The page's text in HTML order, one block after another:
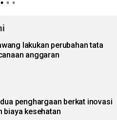
lakukan perubahan tata
anggaran
penghargaan berkat inovasi
biaya kesehatan